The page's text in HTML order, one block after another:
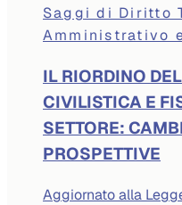
Saggi di Diritto
Amministrativo
IL RIORDINO
CIVILISTICA E
SETTORE:
PROSPETTIVE
Aggiornato alla